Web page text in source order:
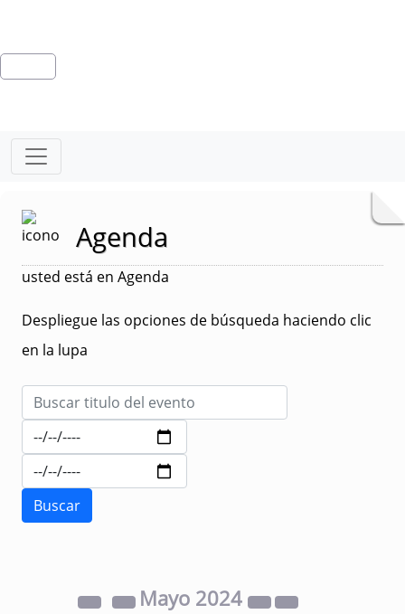
Agenda
usted está en Agenda
Despliegue las opciones de búsqueda haciendo clic
en la lupa
Mayo 2024